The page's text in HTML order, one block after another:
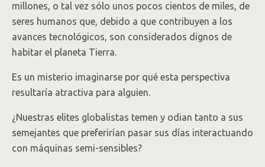
millones, o tal vez sólo unos pocos cientos de miles, de
seres humanos que, debido a que contribuyen a los
avances tecnológicos, son considerados dignos de
habitar el planeta Tierra.
Es un misterio imaginarse por qué esta perspectiva
resultaría atractiva para alguien.
¿Nuestras elites globalistas temen y odian tanto a sus
semejantes que preferirían pasar sus días interactuando
con máquinas semi-sensibles?